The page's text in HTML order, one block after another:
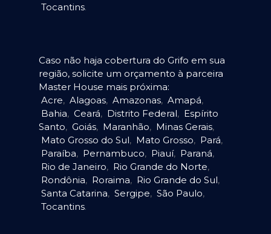
Tocantins.
Caso não haja cobertura do Grifo em sua
região, solicite um orçamento à parceira
Master House mais próxima:
Acre, Alagoas, Amazonas, Amapá,
Bahia, Ceará, Distrito Federal, Espírito
Santo, Goiás, Maranhão, Minas Gerais,
Mato Grosso do Sul, Mato Grosso, Pará,
Paraíba, Pernambuco, Piauí, Paraná,
Rio de Janeiro, Rio Grande do Norte,
Rondônia, Roraima, Rio Grande do Sul,
Santa Catarina, Sergipe, São Paulo,
Tocantins.